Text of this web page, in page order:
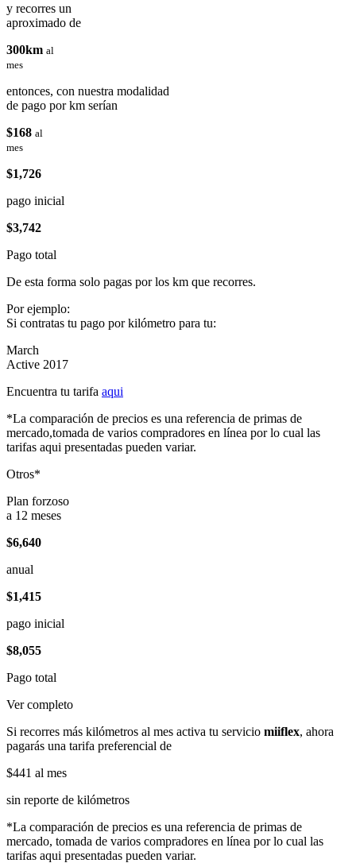
y recorres un
aproximado de
300km al
mes
entonces, con nuestra modalidad
de pago por km serían
$168 al
mes
$1,726
pago inicial
$3,742
Pago total
De esta forma solo pagas por los km que recorres.
Por ejemplo:
Si contratas tu pago por kilómetro para tu:
March
Active 2017
Encuentra tu tarifa aqui
*La comparación de precios es una referencia de primas de
mercado,tomada de varios compradores en línea por lo cual las
tarifas aqui presentadas pueden variar.
Otros*
Plan forzoso
a 12 meses
$6,640
anual
$1,415
pago inicial
$8,055
Pago total
Ver completo
Si recorres más kilómetros al mes activa tu servicio miiflex, ahora
pagarás una tarifa preferencial de
$441 al mes
sin reporte de kilómetros
*La comparación de precios es una referencia de primas de
mercado, tomada de varios compradores en línea por lo cual las
tarifas aqui presentadas pueden variar.